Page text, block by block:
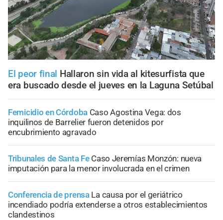
El peor final Hallaron sin vida al kitesurfista que
era buscado desde el jueves en la Laguna Setúbal
Femicidio en Córdoba Caso Agostina Vega: dos
inquilinos de Barrelier fueron detenidos por
encubrimiento agravado
Tribunales de Santa Fe Caso Jeremías Monzón: nueva
imputación para la menor involucrada en el crimen
Conferencia de prensa La causa por el geriátrico
incendiado podría extenderse a otros establecimientos
clandestinos